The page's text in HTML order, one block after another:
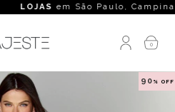
LOJASem São Paulo, Campinas,
0
90 % OFF